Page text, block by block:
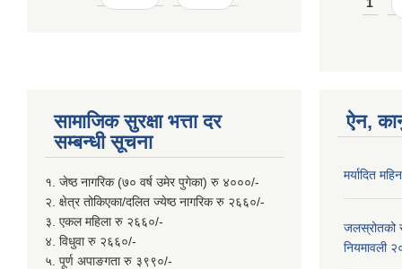
1
सामाजिक सुरक्षा भत्ता दर
सम्बन्धी सूचना
१. जेष्ठ नागरिक (७० वर्ष उमेर पुगेका) रु ४०००/-
२. क्षेत्र तोकिएका/दलित ज्येष्ठ नागरिक रु २६६०/-
३. एकल महिला रु २६६०/-
४. विधुवा रु २६६०/-
५. पूर्ण अपाङगता रु ३९९०/-
ऐन,
मर्यादित
जलस्रोतको
नियमावली